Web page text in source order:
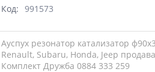
Код: 991573
Ауспух резонатор катализатор
Renault, Subaru, Honda, Jeep
Комплект Дружба 0884 333 259